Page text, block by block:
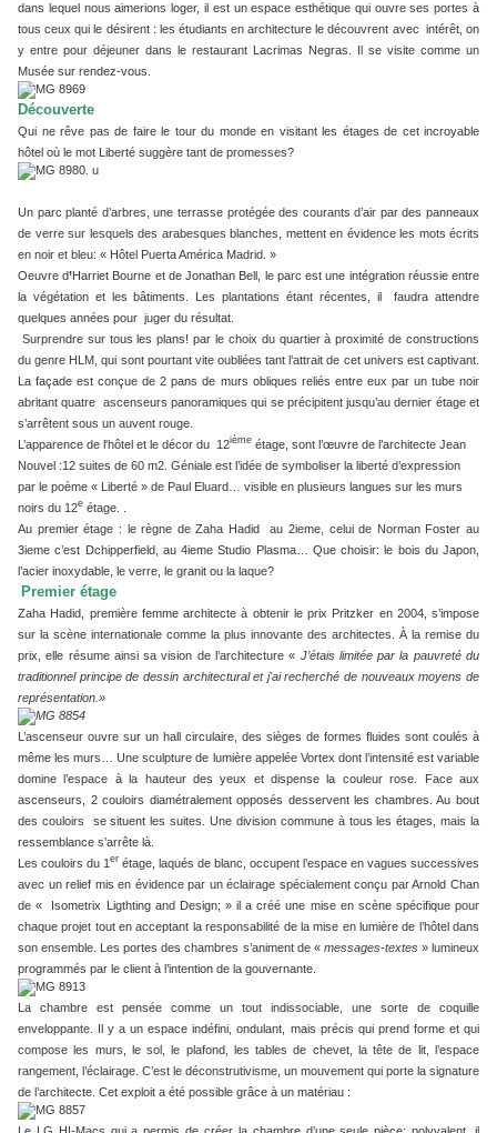
dans lequel nous aimerions loger, il est un espace esthétique qui ouvre ses portes à
tous ceux qui le désirent : les étudiants en architecture le découvrent avec intérêt, on
y entre pour déjeuner dans le restaurant Lacrimas Negras. Il se visite comme un
Musée sur rendez-vous.
Découverte
Qui ne rêve pas de faire le tour du monde en visitant les étages de cet incroyable
hôtel où le mot Liberté suggère tant de promesses?
Un parc planté d’arbres, une terrasse protégée des courants d’air par des panneaux
de verre sur lesquels des arabesques blanches, mettent en évidence les mots écrits
en noir et bleu: « Hôtel Puerta América Madrid. »
Oeuvre d’Harriet Bourne et de Jonathan Bell, le parc est une intégration réussie entre
la végétation et les bâtiments. Les plantations étant récentes, il faudra attendre
quelques années pour juger du résultat.
Surprendre sur tous les plans! par le choix du quartier à proximité de constructions
du genre HLM, qui sont pourtant vite oubliées tant l’attrait de cet univers est captivant.
La façade est conçue de 2 pans de murs obliques reliés entre eux par un tube noir
abritant quatre ascenseurs panoramiques qui se précipitent jusqu’au dernier étage et
s’arrêtent sous un auvent rouge.
L’apparence de l'hôtel et le décor du 12ième étage, sont l’œuvre de l’architecte Jean
Nouvel :12 suites de 60 m2. Géniale est l’idée de symboliser la liberté d’expression
par le poème « Liberté » de Paul Eluard… visible en plusieurs langues sur les murs
noirs du 12e étage. .
Au premier étage : le règne de Zaha Hadid au 2ieme, celui de Norman Foster au
3ieme c’est Dchipperfield, au 4ieme Studio Plasma… Que choisir: le bois du Japon,
l’acier inoxydable, le verre, le granit ou la laque?
Premier étage
Zaha Hadid, première femme architecte à obtenir le prix Pritzker en 2004, s’impose
sur la scène internationale comme la plus innovante des architectes. À la remise du
prix, elle résume ainsi sa vision de l’architecture « J’étais limitée par la pauvreté du
traditionnel principe de dessin architectural et j'ai recherché de nouveaux moyens de
représentation.»
L’ascenseur ouvre sur un hall circulaire, des sièges de formes fluides sont coulés à
même les murs… Une sculpture de lumière appelée Vortex dont l’intensité est variable
domine l’espace à la hauteur des yeux et dispense la couleur rose. Face aux
ascenseurs, 2 couloirs diamétralement opposés desservent les chambres. Au bout
des couloirs se situent les suites. Une division commune à tous les étages, mais la
ressemblance s’arrête là.
Les couloirs du 1 er étage, laqués de blanc, occupent l’espace en vagues successives
avec un relief mis en évidence par un éclairage spécialement conçu par Arnold Chan
de « Isometrix Ligthting and Design; » il a créé une mise en scène spécifique pour
chaque projet tout en acceptant la responsabilité de la mise en lumière de l’hôtel dans
son ensemble. Les portes des chambres s’animent de « messages-textes » lumineux
programmés par le client à l’intention de la gouvernante.
La chambre est pensée comme un tout indissociable, une sorte de coquille
enveloppante. Il y a un espace indéfini, ondulant, mais précis qui prend forme et qui
compose les murs, le sol, le plafond, les tables de chevet, la tête de lit, l’espace
rangement, l’éclairage. C’est le déconstrutivisme, un mouvement qui porte la signature
de l’architecte. Cet exploit a été possible grâce à un matériau :